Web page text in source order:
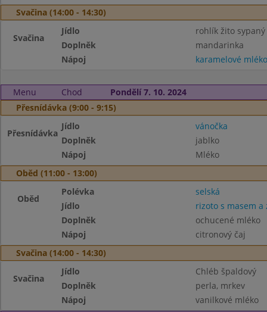
Svačina (14:00 - 14:30)
Svačina
Jídlo
rohlík žito sypaný
Doplněk
mandarinka
Nápoj
karamelové mléko
Menu Chod
Pondělí 7. 10. 2024
Přesnídávka (9:00 - 9:15)
Přesnídávka
Jídlo
vánočka
Doplněk
jablko
Nápoj
Mléko
Oběd (11:00 - 13:00)
Oběd
Polévka
selská
Jídlo
rizoto s masem a
Doplněk
ochucené mléko
Nápoj
citronový čaj
Svačina (14:00 - 14:30)
Svačina
Jídlo
Chléb špaldový
Doplněk
perla, mrkev
Nápoj
vanilkové mléko